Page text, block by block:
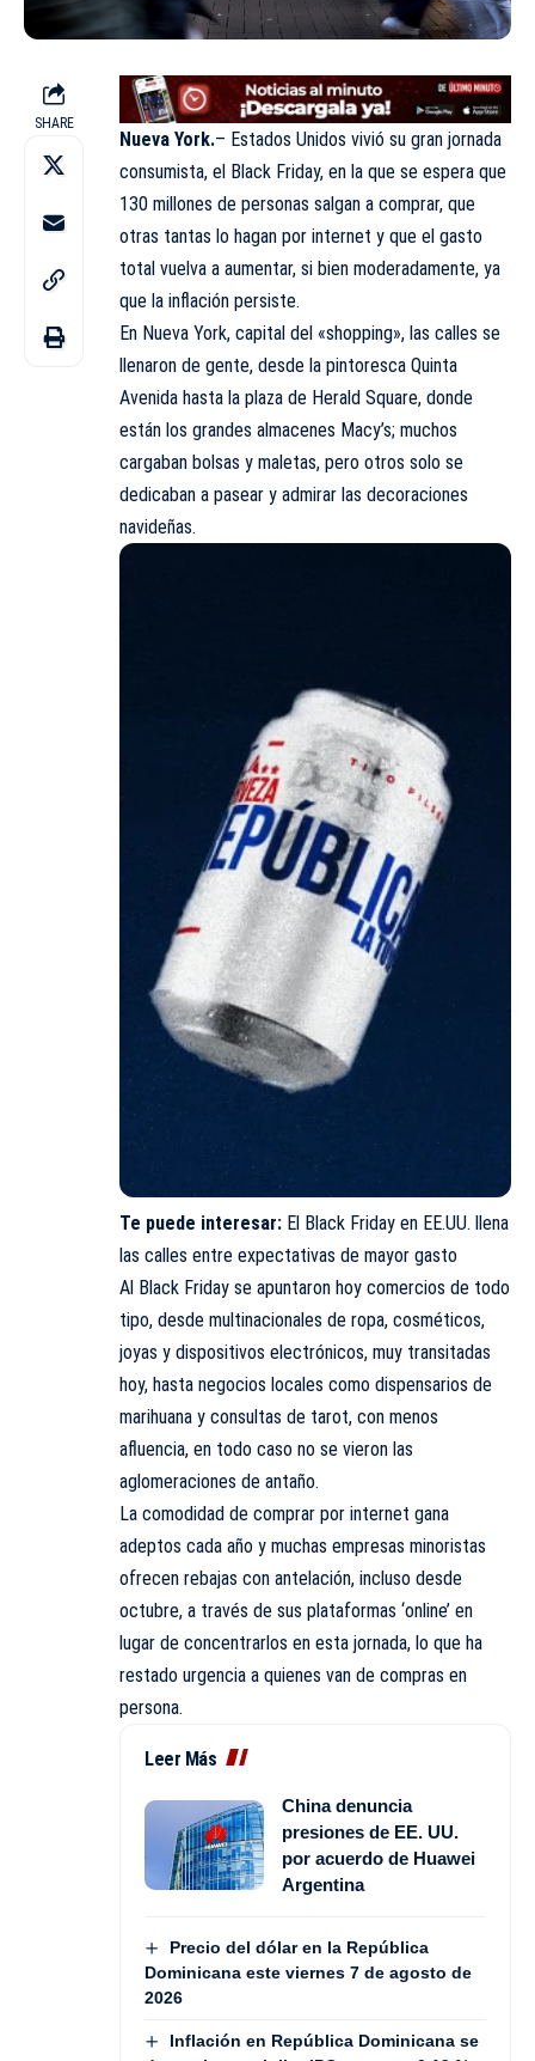
SHARE
Nueva York.– Estados Unidos vivió su gran jornada
consumista, el Black Friday, en la que se espera que
130 millones de personas salgan a comprar, que
otras tantas lo hagan por internet y que el gasto
total vuelva a aumentar, si bien moderadamente, ya
que la inflación persiste.
En Nueva York, capital del «shopping», las calles se
llenaron de gente, desde la pintoresca Quinta
Avenida hasta la plaza de Herald Square, donde
están los grandes almacenes Macy’s; muchos
cargaban bolsas y maletas, pero otros solo se
dedicaban a pasear y admirar las decoraciones
navideñas.
Te puede interesar: El Black Friday en EE.UU. llena
las calles entre expectativas de mayor gasto
Al Black Friday se apuntaron hoy comercios de todo
tipo, desde multinacionales de ropa, cosméticos,
joyas y dispositivos electrónicos, muy transitadas
hoy, hasta negocios locales como dispensarios de
marihuana y consultas de tarot, con menos
afluencia, en todo caso no se vieron las
aglomeraciones de antaño.
La comodidad de comprar por internet gana
adeptos cada año y muchas empresas minoristas
ofrecen rebajas con antelación, incluso desde
octubre, a través de sus plataformas ‘online’ en
lugar de concentrarlos en esta jornada, lo que ha
restado urgencia a quienes van de compras en
persona.
Leer Más
China denuncia
presiones de EE. UU.
por acuerdo de Huawei
Argentina
Precio del dólar en la República
Dominicana este viernes 7 de agosto de
2026
Inflación en República Dominicana se